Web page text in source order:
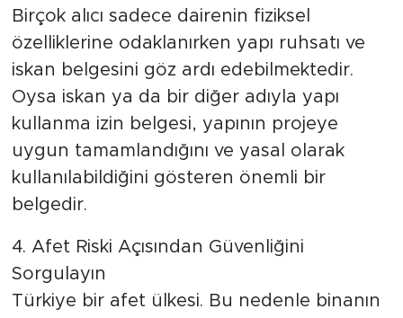
Birçok alıcı sadece dairenin fiziksel
özelliklerine odaklanırken yapı ruhsatı ve
iskan belgesini göz ardı edebilmektedir.
Oysa iskan ya da bir diğer adıyla yapı
kullanma izin belgesi, yapının projeye
uygun tamamlandığını ve yasal olarak
kullanılabildiğini gösteren önemli bir
belgedir.
4. Afet Riski Açısından Güvenliğini
Sorgulayın
Türkiye bir afet ülkesi. Bu nedenle binanın